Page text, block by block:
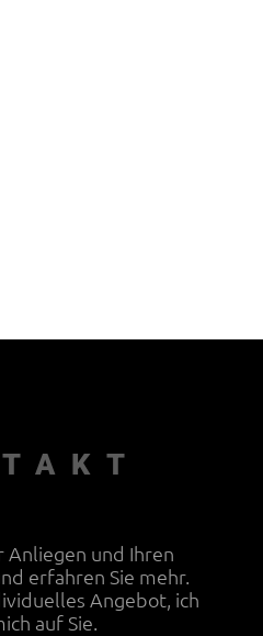
Anliegen und Ihren
erfahren Sie mehr.
Angebot, ich
auf Sie.